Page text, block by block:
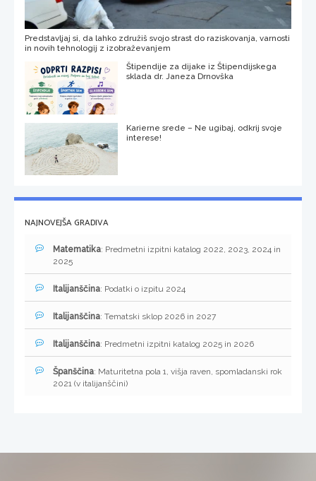
Predstavljaj si, da lahko združiš svojo strast do raziskovanja, varnosti
in novih tehnologij z izobraževanjem
Štipendije za dijake iz Štipendijskega
sklada dr. Janeza Drnovška
Karierne srede – Ne ugibaj, odkrij svoje
interese!
NAJNOVEJŠA GRADIVA
Matematika: Predmetni izpitni katalog 2022, 2023, 2024 in
2025
Italijanščina: Podatki o izpitu 2024
Italijanščina: Tematski sklop 2026 in 2027
Italijanščina: Predmetni izpitni katalog 2025 in 2026
Španščina: Maturitetna pola 1, višja raven, spomladanski rok
2021 (v italijanščini)